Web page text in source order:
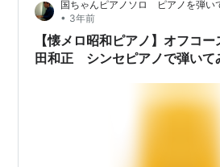
尽のアドリブをすべて受け止めたビ
謹慎も収録のズル休みもすべて笑い
しは映画監督として「世界のキタ
国ちゃんピアノソロ ピアノを弾い
• 3年前
【懐メロ昭和ピアノ】オフ
田和正 シンセピアノで弾いて
ん族・『The Best Year of My